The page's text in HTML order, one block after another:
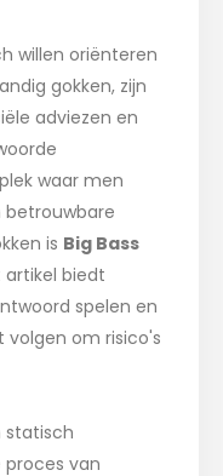
willen oriënteren
gokken, zijn
adviezen en
waar men
is Big Bass
artikel biedt
spelen en
volgen om risico's
statisch
van